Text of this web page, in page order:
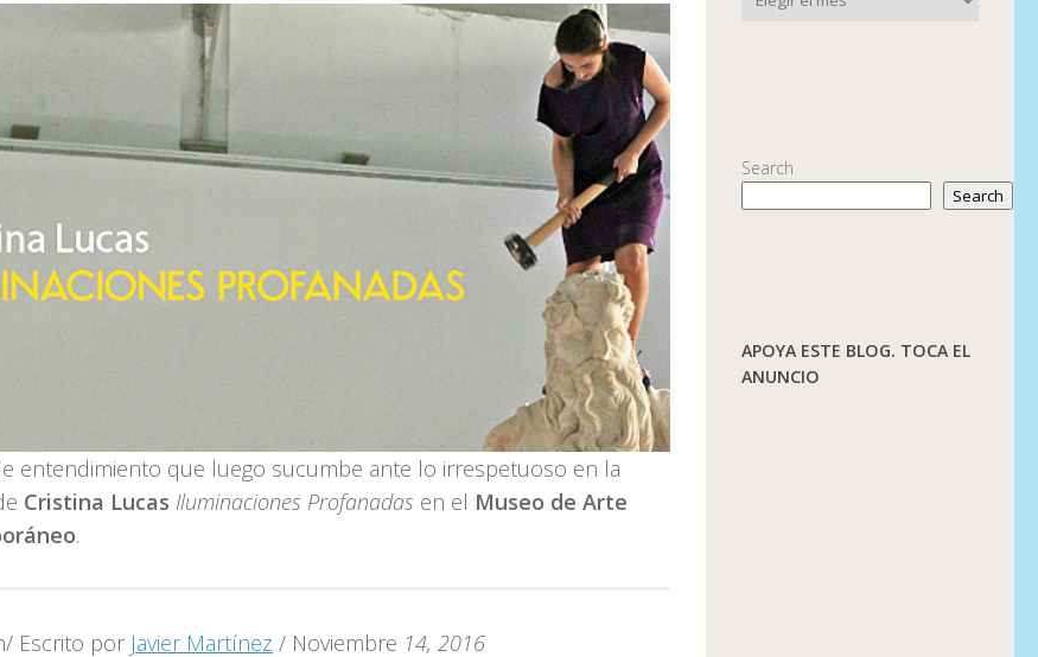
entendimiento que luego sucumbe ante lo irrespetuoso en la
Cristina Lucas Iluminaciones Profanadas en el Museo de Arte
.
Escrito por Javier Martínez / Noviembre 14, 2016
Search
Search
APOYA ESTE BLOG. TOCA EL
ANUNCIO